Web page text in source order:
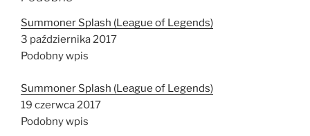
Summoner Splash (League of Legends)
3 października 2017
Podobny wpis
Summoner Splash (League of Legends)
19 czerwca 2017
Podobny wpis